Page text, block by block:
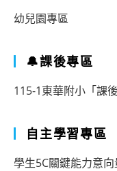
幼兒園專區
🔔課後專區
115-1東華附小「課
自主學習專區
學生5C關鍵能力意向